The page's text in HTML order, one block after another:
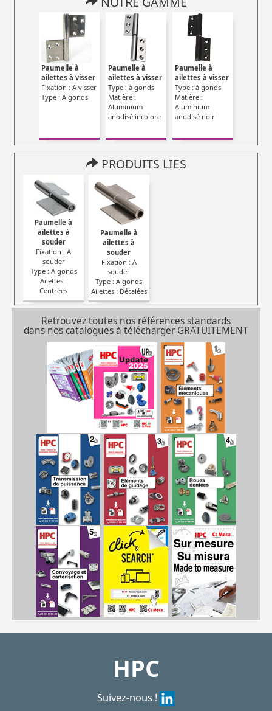
Paumelle à
ailettes à visser
Fixation : A visser
Type : A gonds
Paumelle à
ailettes à visser
Type : à gonds
Matière :
Aluminium
anodisé incolore
Paumelle à
ailettes à visser
Type : à gonds
Matière :
Aluminium
anodisé noir
PRODUITS LIES
Paumelle à
ailettes à
souder
Fixation : A
souder
Type : A gonds
Ailettes :
Centrées
Paumelle à
ailettes à
souder
Fixation : A
souder
Type : A gonds
Ailettes : Décalées
Retrouvez toutes nos références standards
dans nos catalogues à télécharger GRATUITEMENT
HPC
Suivez-nous !